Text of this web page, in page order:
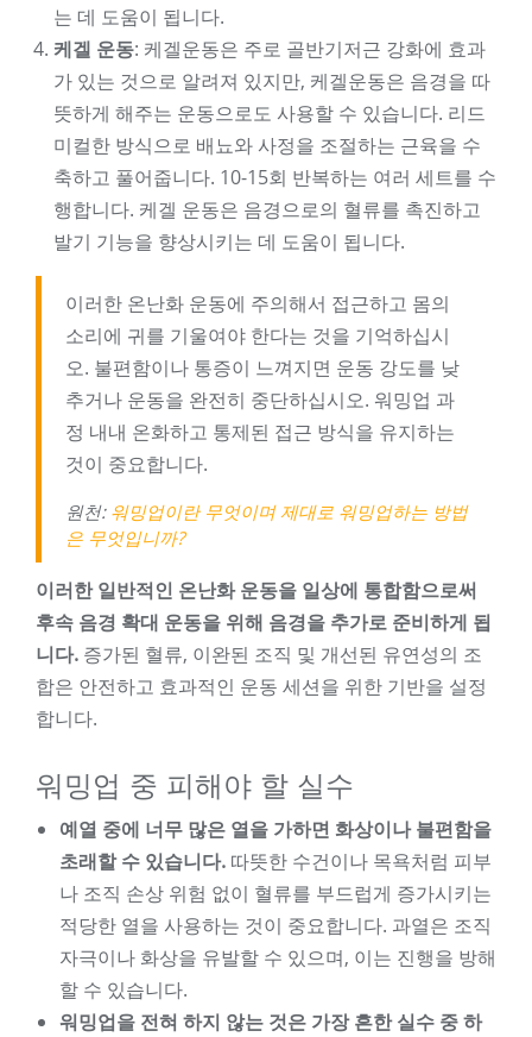
는 데 도움이 됩니다.
케겔 운동: 케겔운동은 주로 골반기저근 강화에 효과
가 있는 것으로 알려져 있지만, 케겔운동은 음경을 따
뜻하게 해주는 운동으로도 사용할 수 있습니다. 리드
미컬한 방식으로 배뇨와 사정을 조절하는 근육을 수
축하고 풀어줍니다. 10-15회 반복하는 여러 세트를 수
행합니다. 케겔 운동은 음경으로의 혈류를 촉진하고
발기 기능을 향상시키는 데 도움이 됩니다.
이러한 온난화 운동에 주의해서 접근하고 몸의
소리에 귀를 기울여야 한다는 것을 기억하십시
오. 불편함이나 통증이 느껴지면 운동 강도를 낮
추거나 운동을 완전히 중단하십시오. 워밍업 과
정 내내 온화하고 통제된 접근 방식을 유지하는
것이 중요합니다.
원천: 워밍업이란 무엇이며 제대로 워밍업하는 방법
은 무엇입니까?
이러한 일반적인 온난화 운동을 일상에 통합함으로써
후속 음경 확대 운동을 위해 음경을 추가로 준비하게 됩
니다. 증가된 혈류, 이완된 조직 및 개선된 유연성의 조
합은 안전하고 효과적인 운동 세션을 위한 기반을 설정
합니다.
워밍업 중 피해야 할 실수
예열 중에 너무 많은 열을 가하면 화상이나 불편함을
초래할 수 있습니다. 따뜻한 수건이나 목욕처럼 피부
나 조직 손상 위험 없이 혈류를 부드럽게 증가시키는
적당한 열을 사용하는 것이 중요합니다. 과열은 조직
자극이나 화상을 유발할 수 있으며, 이는 진행을 방해
할 수 있습니다.
워밍업을 전혀 하지 않는 것은 가장 흔한 실수 중 하